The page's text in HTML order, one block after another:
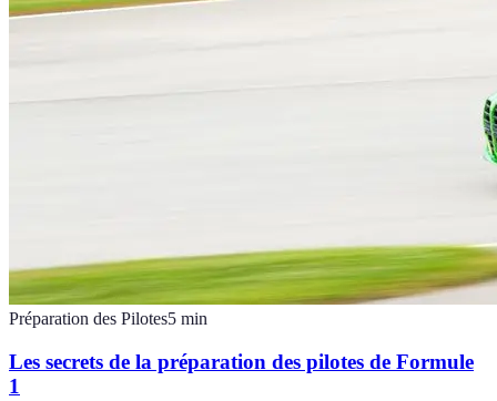
Préparation des Pilotes5 min
Les secrets de la préparation des pilotes de Formule
1